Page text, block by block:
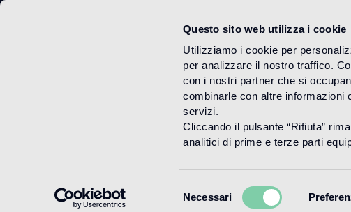
Questo sito web utilizza i cookie
Utilizziamo i cookie per
per analizzare il nostro traffico.
con i nostri partner che si
combinarle con altre informazioni
servizi.
Cliccando il pulsante “Rifiuta”
analitici di prime e terze parti
del
Necessari